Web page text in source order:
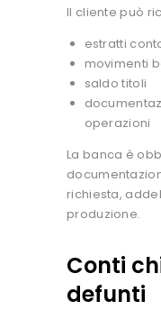
Il cliente può
estratti
movimenti
saldo titoli
operazioni
La banca è
richiesta,
produzione.
Conti
defunti